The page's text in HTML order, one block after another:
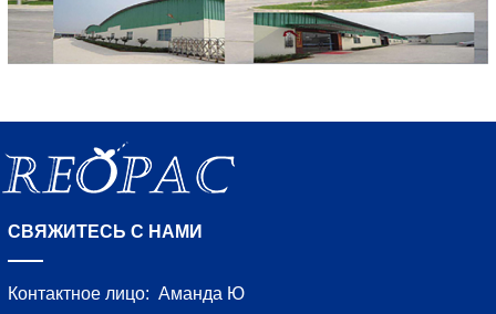
СВЯЖИТЕСЬ С НАМИ
Контактное лицо: Аманда Ю